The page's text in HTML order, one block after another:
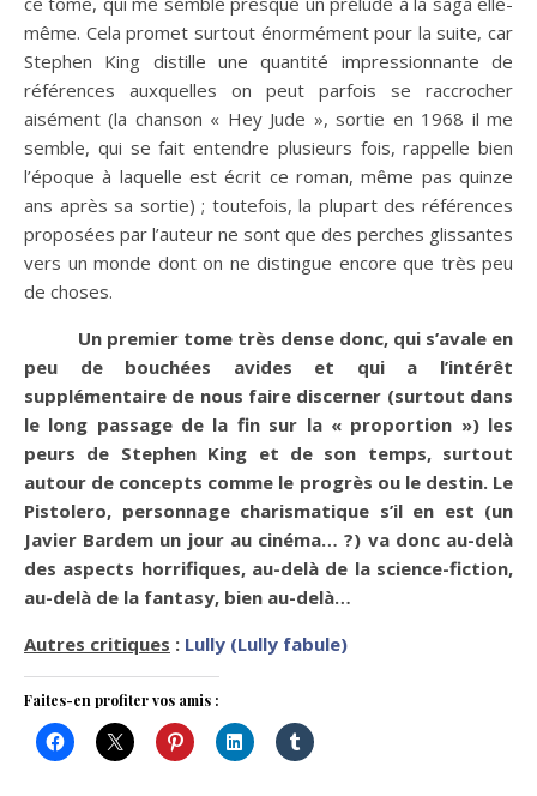
même. Cela promet surtout énormément pour la suite, car
Stephen King distille une quantité impressionnante de
références auxquelles on peut parfois se raccrocher
aisément (la chanson « Hey Jude », sortie en 1968 il me
semble, qui se fait entendre plusieurs fois, rappelle bien
l’époque à laquelle est écrit ce roman, même pas quinze
ans après sa sortie) ; toutefois, la plupart des références
proposées par l’auteur ne sont que des perches glissantes
vers un monde dont on ne distingue encore que très peu
de choses.
Un premier tome très dense donc, qui s’avale en
peu de bouchées avides et qui a l’intérêt
supplémentaire de nous faire discerner (surtout dans
le long passage de la fin sur la « proportion ») les
peurs de Stephen King et de son temps, surtout
autour de concepts comme le progrès ou le destin. Le
Pistolero, personnage charismatique s’il en est (un
Javier Bardem un jour au cinéma… ?) va donc au-delà
des aspects horrifiques, au-delà de la science-fiction,
au-delà de la fantasy, bien au-delà…
Autres critiques : Lully (Lully fabule)
Faites-en profiter vos amis :